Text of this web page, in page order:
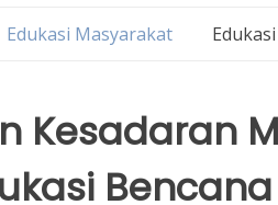
Edukasi Masyarakat
Kesadaran
Bencana